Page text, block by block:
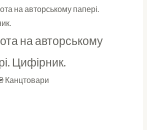
на авторському
Цифірник.
Канцтовари